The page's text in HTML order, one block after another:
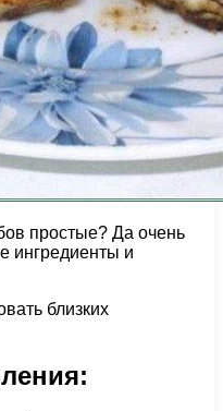
простые? Да очень
ингредиенты и
близких